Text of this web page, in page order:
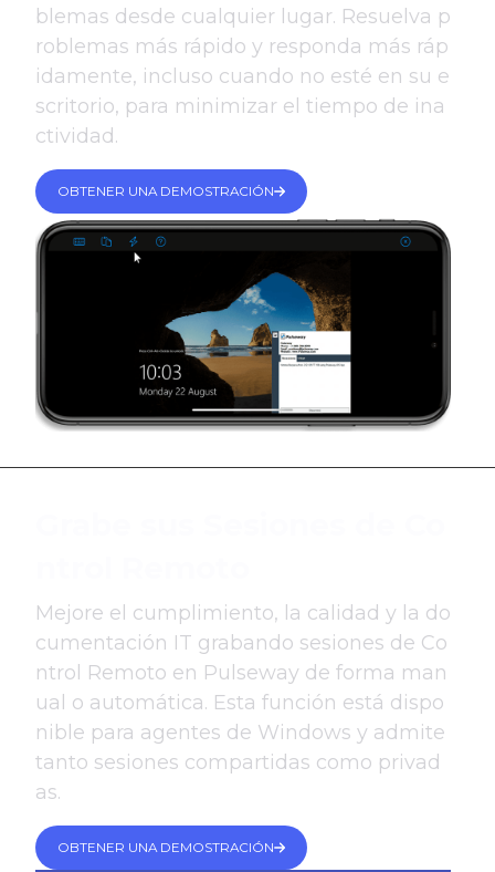
blemas desde cualquier lugar. Resuelva p
roblemas más rápido y responda más ráp
idamente, incluso cuando no esté en su e
scritorio, para minimizar el tiempo de ina
ctividad.
OBTENER UNA DEMOSTRACIÓN
Mejore el cumplimiento, la calidad y la do
cumentación IT grabando sesiones de Co
ntrol Remoto en Pulseway de forma man
ual o automática. Esta función está dispo
nible para agentes de Windows y admite
tanto sesiones compartidas como privad
as.
OBTENER UNA DEMOSTRACIÓN